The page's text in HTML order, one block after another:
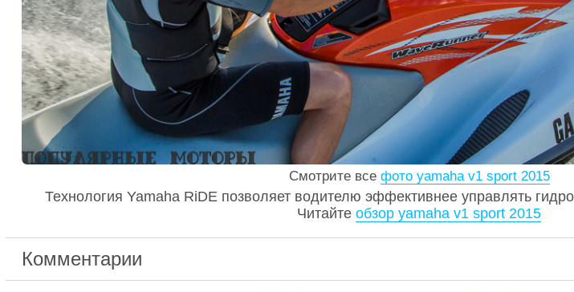
Смотрите все фото yamaha v1 sport 2015
Технология Yamaha RiDE позволяет водителю эффективнее управлять
Читайте обзор yamaha v1 sport 2015
Комментарии